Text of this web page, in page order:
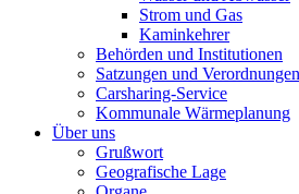
Strom und Gas
Kaminkehrer
Behörden und Institutionen
Satzungen und Verordnungen
Carsharing-Service
Kommunale Wärmeplanung
Über uns
Grußwort
Geografische Lage